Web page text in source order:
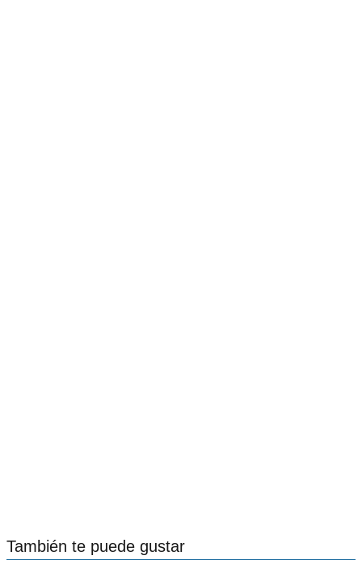
También te puede gustar